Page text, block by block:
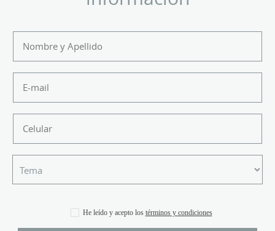
He leído y acepto los términos y condiciones